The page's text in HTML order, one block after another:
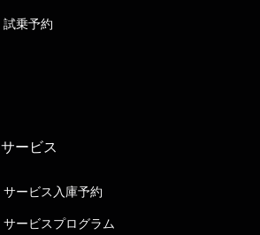
試乗予約
サービス
サービス入庫予約
サービスプログラム